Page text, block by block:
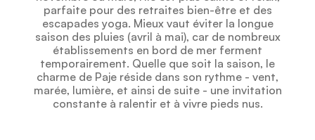
parfaite pour des retraites bien-être et des
escapades yoga. Mieux vaut éviter la longue
saison des pluies (avril à mai), car de nombreux
établissements en bord de mer ferment
temporairement. Quelle que soit la saison, le
charme de Paje réside dans son rythme - vent,
marée, lumière, et ainsi de suite - une invitation
constante à ralentir et à vivre pieds nus.